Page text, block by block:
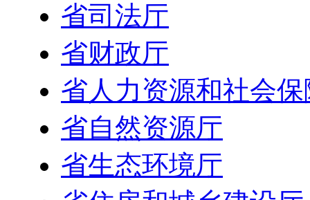
省司法厅
省财政厅
省人力资源和社会
省自然资源厅
省生态环境厅